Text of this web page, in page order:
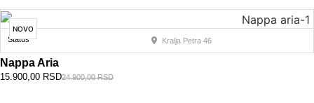
NOVO
Status
Kralja Petra 46
Nappa Aria
24.900,00RSD
15.900,00 RSD